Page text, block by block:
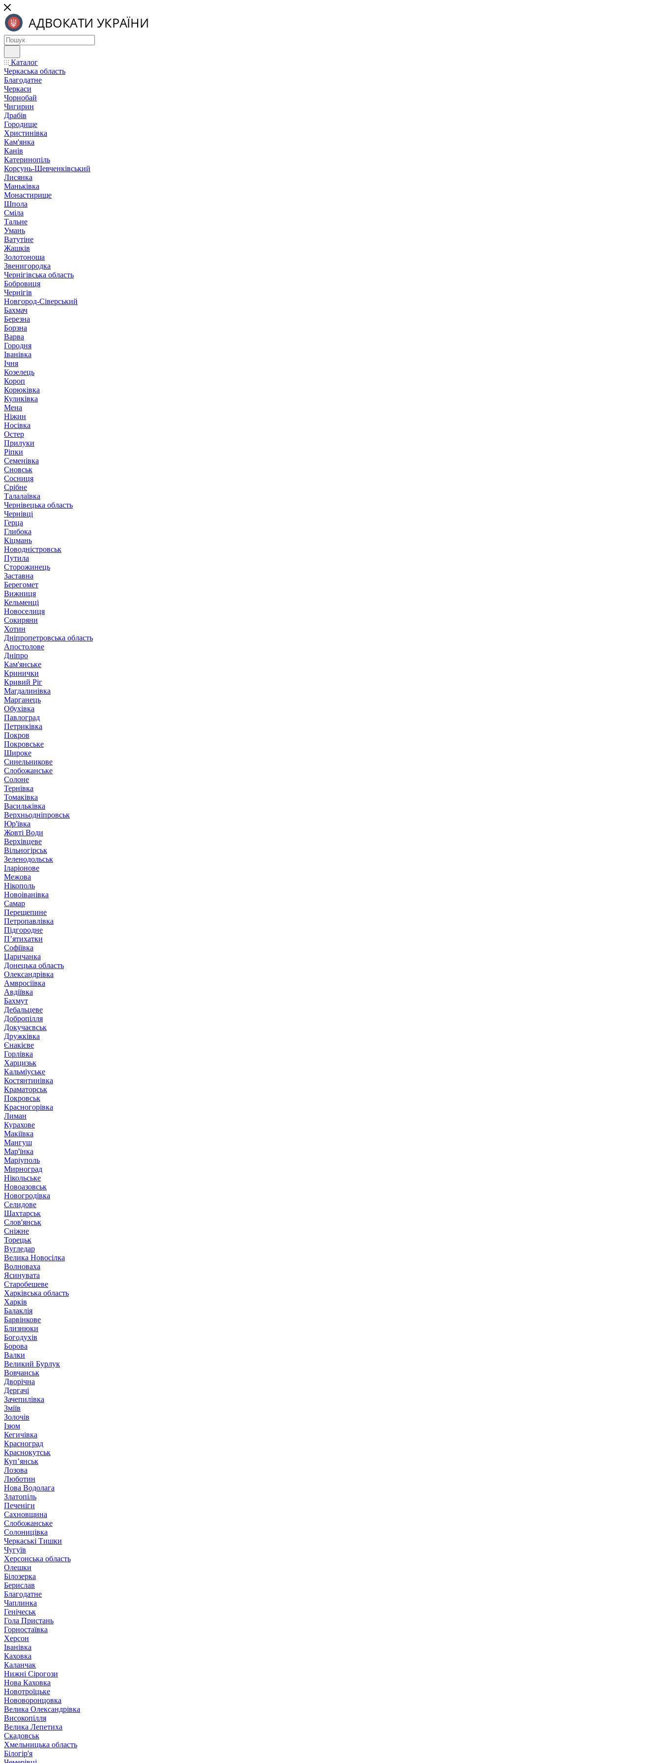
Каталог
Черкаська область
Благодатне
Черкаси
Чорнобай
Чигирин
Драбів
Городище
Христинівка
Кам'янка
Канів
Катеринопіль
Корсунь-Шевченківський
Лисянка
Маньківка
Монастирище
Шпола
Сміла
Тальне
Умань
Ватутіне
Жашків
Золотоноша
Звенигородка
Чернігівська область
Бобровиця
Чернігів
Новгород-Сіверський
Бахмач
Березна
Борзна
Варва
Городня
Іванівка
Ічня
Козелець
Короп
Корюківка
Куликівка
Мена
Ніжин
Носівка
Остер
Прилуки
Ріпки
Семенівка
Сновськ
Сосниця
Срібне
Талалаївка
Чернівецька область
Чернівці
Герца
Глибока
Кіцмань
Новодністровськ
Путила
Сторожинець
Заставна
Берегомет
Вижниця
Кельменці
Новоселиця
Сокиряни
Хотин
Дніпропетровська область
Апостолове
Дніпро
Кам'янське
Кринички
Кривий Ріг
Магдалинівка
Марганець
Обухівка
Павлоград
Петриківка
Покров
Покровське
Широке
Синельникове
Слобожанське
Солоне
Тернівка
Томаківка
Васильківка
Верхньодніпровськ
Юр'ївка
Жовті Води
Верхівцеве
Вільногірськ
Зеленодольськ
Іларіонове
Межова
Нікополь
Новоіванівка
Самар
Перещепине
Петропавлівка
Підгородне
П’ятихатки
Софіївка
Царичанка
Донецька область
Олександрівка
Амвросіївка
Авдіївка
Бахмут
Дебальцеве
Добропілля
Докучаєвськ
Дружківка
Єнакієве
Горлівка
Харцизьк
Кальміуське
Костянтинівка
Краматорськ
Покровськ
Красногорівка
Лиман
Курахове
Макіївка
Мангуш
Мар'їнка
Маріуполь
Мирноград
Нікольське
Новоазовськ
Новогродівка
Селидове
Шахтарськ
Слов'янськ
Сніжне
Торецьк
Вугледар
Велика Новосілка
Волноваха
Ясинувата
Старобешеве
Харківська область
Харків
Балаклія
Барвінкове
Близнюки
Богодухів
Борова
Валки
Великий Бурлук
Вовчанськ
Дворічна
Дергачі
Зачепилівка
Зміїв
Золочів
Ізюм
Кегичівка
Красноград
Краснокутськ
Куп’янськ
Лозова
Люботин
Нова Водолага
Златопіль
Печеніги
Сахновщина
Слобожанське
Солоницівка
Черкаські Тишки
Чугуїв
Херсонська область
Олешки
Білозерка
Берислав
Благодатне
Чаплинка
Генічеськ
Гола Пристань
Горностаївка
Херсон
Іванівка
Каховка
Каланчак
Нижні Сірогози
Нова Каховка
Новотроїцьке
Нововоронцовка
Велика Олександрівка
Високопілля
Велика Лепетиха
Скадовськ
Хмельницька область
Білогір'я